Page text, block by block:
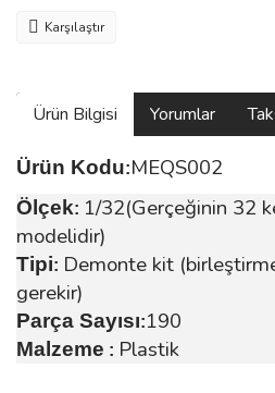
Karşılaştır
Ürün Bilgisi Yorumlar
Ürün Kodu:MEQS002
Ölçek: 1/32(Gerçeğinin 32
modelidir)
Tipi: Demonte kit
gerekir)
Parça Sayısı:190
Malzeme : Plastik